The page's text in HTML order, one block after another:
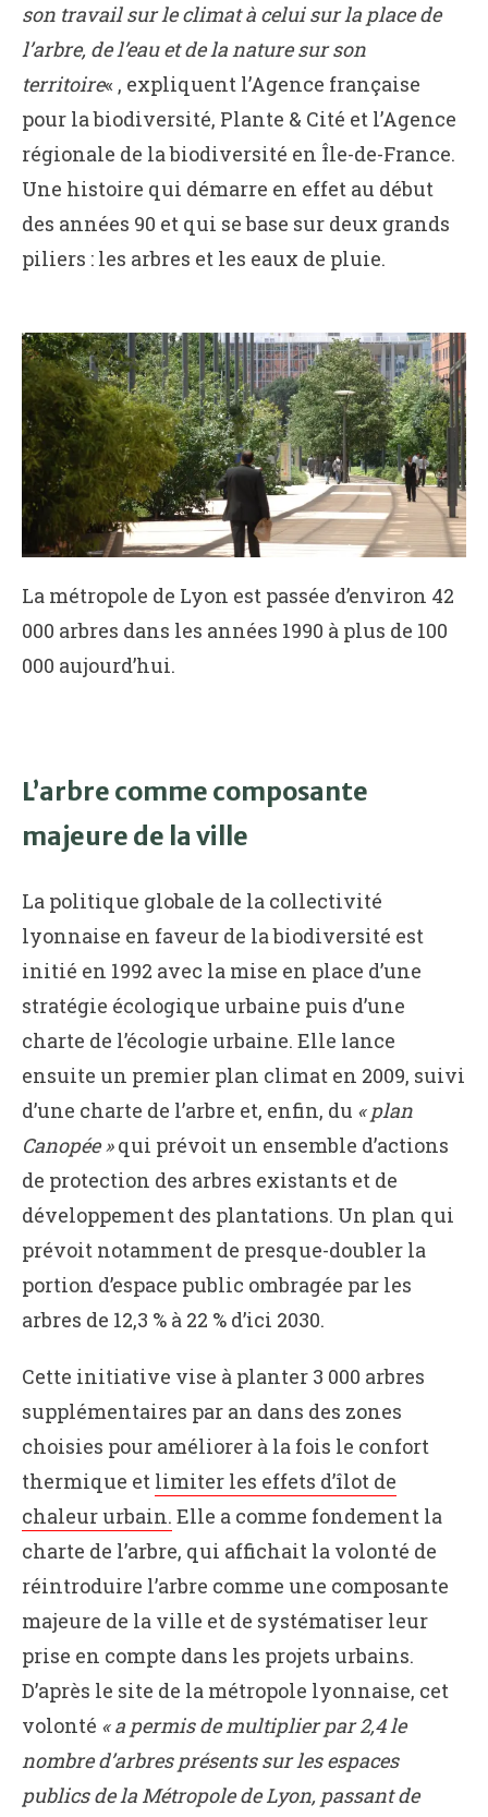
son travail sur le climat à celui sur la place de
l’arbre, de l’eau et de la nature sur son
territoire« , expliquent l’Agence française
pour la biodiversité, Plante & Cité et l’Agence
régionale de la biodiversité en Île-de-France.
Une histoire qui démarre en effet au début
des années 90 et qui se base sur deux grands
piliers : les arbres et les eaux de pluie.
La métropole de Lyon est passée d’environ 42
000 arbres dans les années 1990 à plus de 100
000 aujourd’hui.
L’arbre comme composante
majeure de la ville
La politique globale de la collectivité
lyonnaise en faveur de la biodiversité est
initié en 1992 avec la mise en place d’une
stratégie écologique urbaine puis d’une
charte de l’écologie urbaine. Elle lance
ensuite un premier plan climat en 2009, suivi
d’une charte de l’arbre et, enfin, du « plan
Canopée »qui prévoit un ensemble d’actions
de protection des arbres existants et de
développement des plantations. Un plan qui
prévoit notamment de presque-doubler la
portion d’espace public ombragée par les
arbres de 12,3 % à 22 % d’ici 2030.
Cette initiative vise à planter 3 000 arbres
supplémentaires par an dans des zones
choisies pour améliorer à la fois le confort
thermique et limiter les effets d’îlot de
chaleur urbain. Elle a comme fondement la
charte de l’arbre, qui affichait la volonté de
réintroduire l’arbre comme une composante
majeure de la ville et de systématiser leur
prise en compte dans les projets urbains.
D’après le site de la métropole lyonnaise, cet
volonté « a permis de multiplier par 2,4 le
nombre d’arbres présents sur les espaces
publics de la Métropole de Lyon, passant de